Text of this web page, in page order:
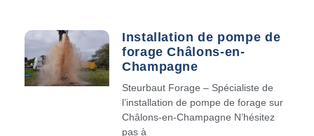
Installation de pompe de
forage Châlons-en-
Champagne
Steurbaut Forage – Spécialiste de
l’installation de pompe de forage sur
Châlons-en-Champagne N’hésitez
pas à